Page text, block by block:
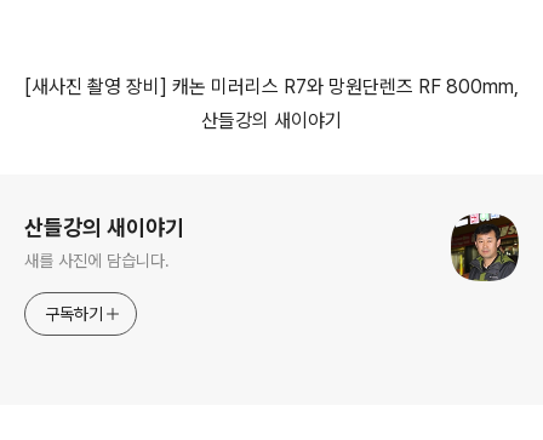
[새사진 촬영 장비 ] 캐논 미러리스 R7와 망원단렌즈 RF 800mm,
산들강의 새이야기
산들강의 새이야기
새를 사진에 담습니다.
구독하기